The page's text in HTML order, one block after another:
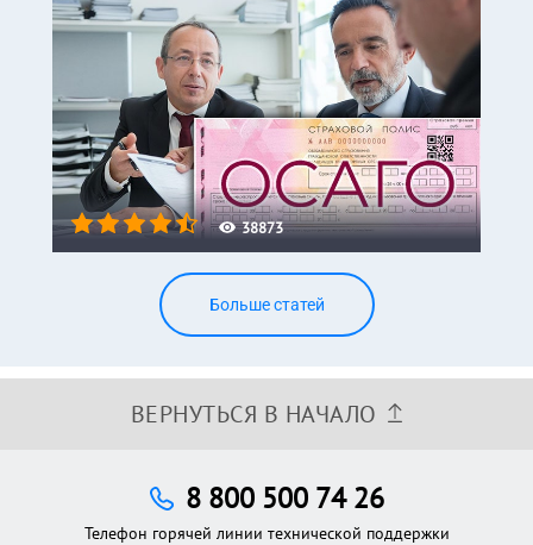
38873
Больше статей
ВЕРНУТЬСЯ В НАЧАЛО
8 800 500 74 26
Телефон горячей линии технической поддержки